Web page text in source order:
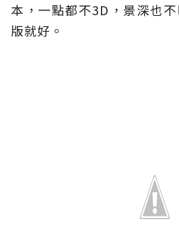
本，一點都不3D，景深也
版就好。